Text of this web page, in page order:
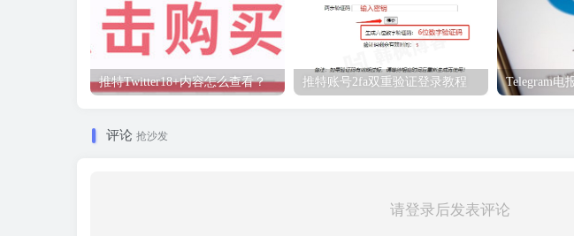
推特Twitter18+内容怎么查看？ 推特账号2fa双重验证登录教程
评论 抢沙发
请登录后发表评论